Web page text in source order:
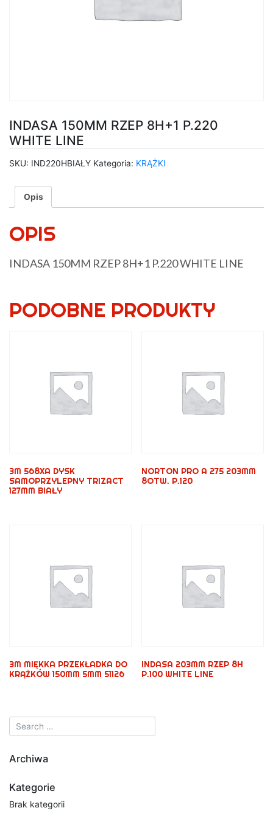
INDASA 150MM RZEP 8H+1 P.220
WHITE LINE
SKU: IND220HBIAŁY Kategoria: KRĄŻKI
Opis
OPIS
INDASA 150MM RZEP 8H+1 P.220 WHITE LINE
PODOBNE PRODUKTY
3M 568XA DYSK
SAMOPRZYLEPNY TRIZACT
127MM BIAŁY
NORTON PRO A 275 203MM
8OTW. P.120
3M MIĘKKA PRZEKŁADKA DO
KRĄŻKÓW 150MM 5MM 51126
INDASA 203MM RZEP 8H
P.100 WHITE LINE
Archiwa
Kategorie
Brak kategorii